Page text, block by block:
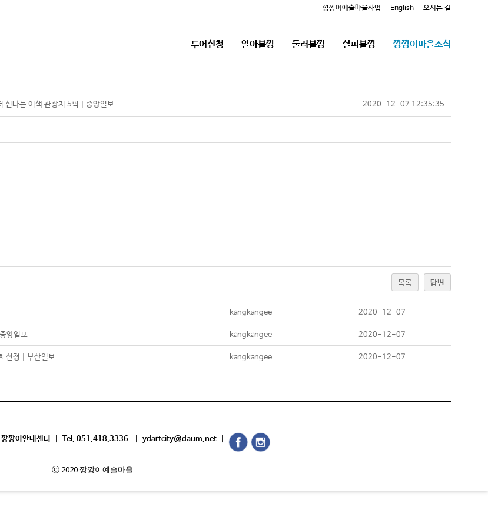
깡깡이예술마을사업 English 오시는 길
투어신청 알아볼깡 둘러볼깡 살펴볼깡 깡깡이마을소식
신나는 이색 관광지 5픽 | 중앙일보 2020-12-07 12:35:35
목록 답변
kangkangee 2020-12-07
앙일보 kangkangee 2020-12-07
선정 | 부산일보 kangkangee 2020-12-07
깡깡이안내센터 | Tel. 051.418.3336 | ydartcity@daum.net |
ⓒ 2020 깡깡이예술마을